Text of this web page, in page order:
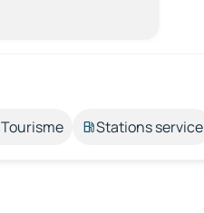
Tourisme Stations service